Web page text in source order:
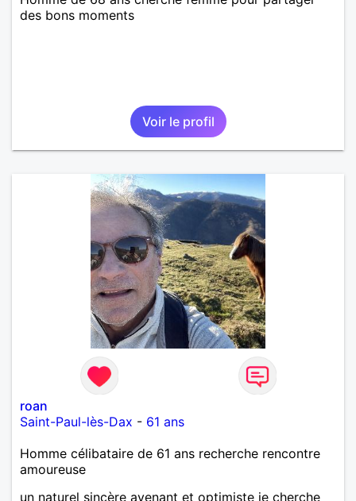
des bons moments
Voir le profil
roan
Saint-Paul-lès-Dax - 61 ans
Homme célibataire de 61 ans recherche rencontre
amoureuse
un naturel sincère avenant et optimiste je cherche